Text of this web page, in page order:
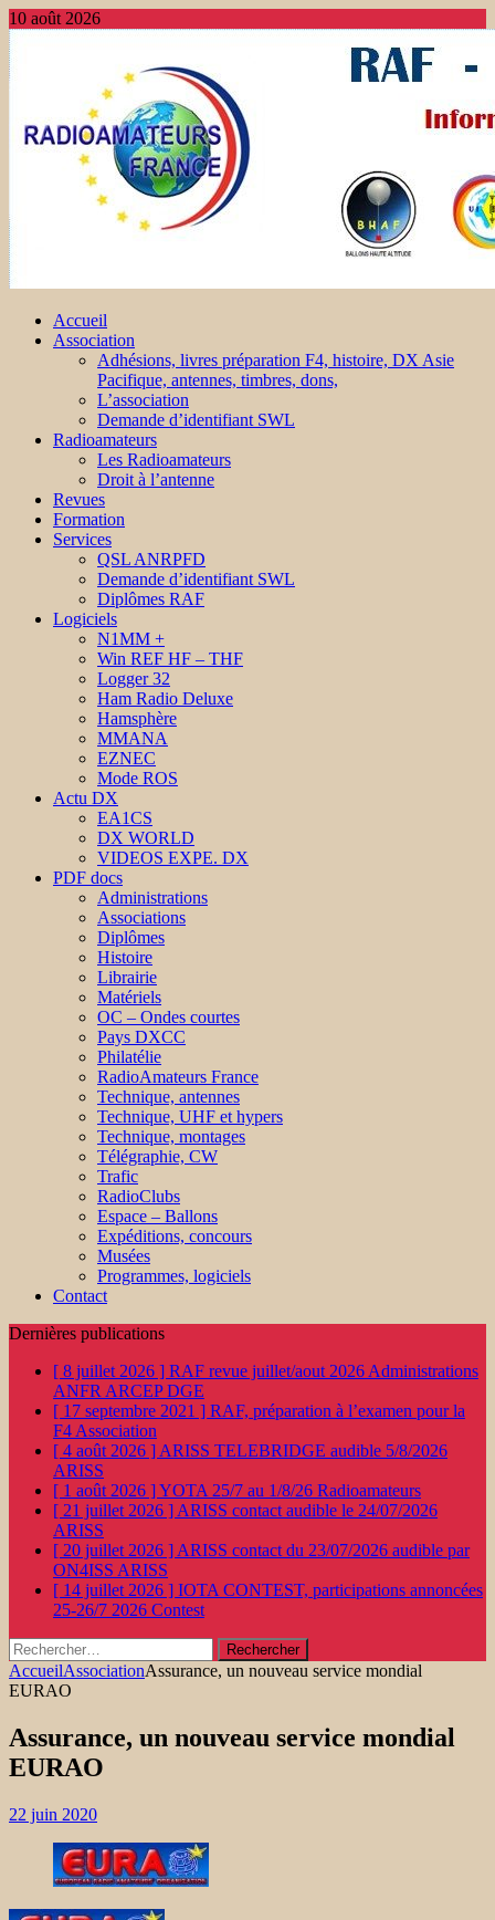
10 août 2026
Accueil
Association
Adhésions, livres préparation F4, histoire, DX Asie
Pacifique, antennes, timbres, dons,
L’association
Demande d’identifiant SWL
Radioamateurs
Les Radioamateurs
Droit à l’antenne
Revues
Formation
Services
QSL ANRPFD
Demande d’identifiant SWL
Diplômes RAF
Logiciels
N1MM +
Win REF HF – THF
Logger 32
Ham Radio Deluxe
Hamsphère
MMANA
EZNEC
Mode ROS
Actu DX
EA1CS
DX WORLD
VIDEOS EXPE. DX
PDF docs
Administrations
Associations
Diplômes
Histoire
Librairie
Matériels
OC – Ondes courtes
Pays DXCC
Philatélie
RadioAmateurs France
Technique, antennes
Technique, UHF et hypers
Technique, montages
Télégraphie, CW
Trafic
RadioClubs
Espace – Ballons
Expéditions, concours
Musées
Programmes, logiciels
Contact
Dernières publications
[ 8 juillet 2026 ] RAF revue juillet/aout 2026 Administrations
ANFR ARCEP DGE
[ 17 septembre 2021 ] RAF, préparation à l’examen pour la
F4 Association
[ 4 août 2026 ] ARISS TELEBRIDGE audible 5/8/2026
ARISS
[ 1 août 2026 ]YOTA 25/7 au 1/8/26 Radioamateurs
[ 21 juillet 2026 ] ARISS contact audible le 24/07/2026
ARISS
[ 20 juillet 2026 ] ARISS contact du 23/07/2026 audible par
ON4ISS ARISS
[ 14 juillet 2026 ] IOTA CONTEST, participations annoncées
25-26/7 2026 Contest
Rechercher :
AccueilAssociationAssurance, un nouveau service mondial
EURAO
Assurance, un nouveau service mondial
EURAO
22 juin 2020